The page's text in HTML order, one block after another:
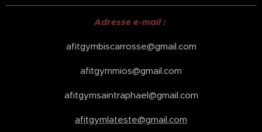
Adresse e-mail :
afitgymbiscarrosse@gmail.com
afitgymmios@gmail.com
afitgymsaintraphael@gmail.com
afitgymlateste@gmail.com